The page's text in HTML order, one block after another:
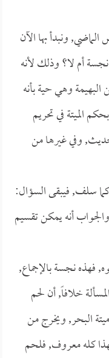
ونبدأ بها الآن
أم لا؟ وذلك لأنه
وهي حية بأنه
الميتة في تحريم
وفي غيرها من
كما سلف, فيبقى السؤال:
أنه يمكن تقسيم
فهذه نجسة بالإجماع,
خلافاً, أن لحم
ميتة البحر, ويخرج من
كله معروف, فلحم